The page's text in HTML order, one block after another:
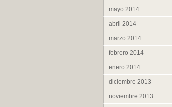
mayo 2014
abril 2014
marzo 2014
febrero 2014
enero 2014
diciembre 2013
noviembre 2013